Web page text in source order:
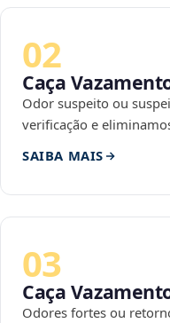
02
Caça
Odor suspeito ou
verificação e
SAIBA MAIS
03
Caça
Odores fortes ou